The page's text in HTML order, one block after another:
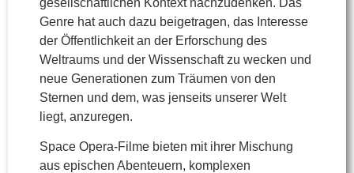
Genre hat auch dazu beigetragen, das Interesse
der Öffentlichkeit an der Erforschung des
Weltraums und der Wissenschaft zu wecken und
neue Generationen zum Träumen von den
Sternen und dem, was jenseits unserer Welt
liegt, anzuregen.
Space Opera-Filme bieten mit ihrer Mischung
aus epischen Abenteuern, komplexen